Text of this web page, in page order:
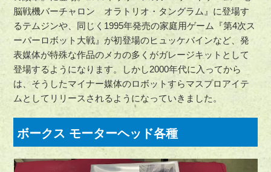
脳戦機バーチャロン オラトリオ・タングラム』に登場す
るテムジンや、同じく1995年発売の家庭用ゲーム『第4次ス
ーパーロボット大戦』が初登場のヒュッケバインなど、発
表媒体が特殊な作品のメカの多くがガレージキットとして
登場するようになります。しかし2000年代に入ってから
は、そうしたマイナー媒体のロボットすらマスプロアイテ
ムとしてリリースされるようになっていきました。
ボークス モーターヘッド各種